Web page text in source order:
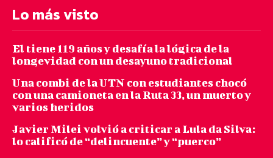
Lo más visto
El tiene 119 años y desafía la lógica de la
longevidad con un desayuno tradicional
Una combi de la UTN con estudiantes chocó
con una camioneta en la Ruta 33, un muerto y
varios heridos
Javier Milei volvió a criticar a Lula da Silva:
lo calificó de “delincuente” y “puerco”